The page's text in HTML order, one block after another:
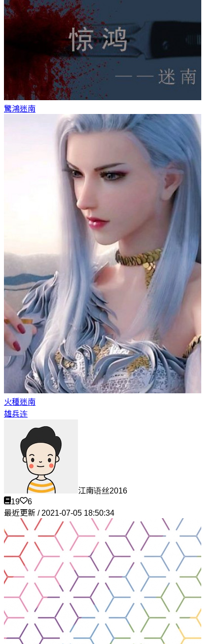
驚鴻迷南
火種迷南
雄兵连
江南语丝2016
19
6
最近更新 / 2021-07-05 18:50:34